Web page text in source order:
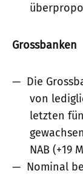
Grossbanken
Die
von
letzten
NAB (+19
Nominal